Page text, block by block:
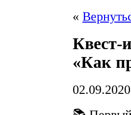
«
Квест-
«Как
02.09.2020